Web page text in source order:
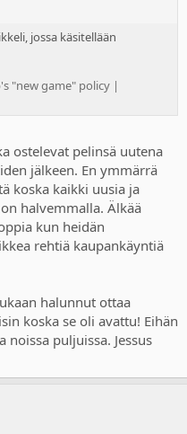
jossa käsitellään
"new game" policy |
ostelevat pelinsä uutena
jälkeen. En ymmärrä
koska kaikki uusia ja
halvemmalla. Älkää
kun heidän
rehtiä kaupankäyntiä
halunnut ottaa
koska se oli avattu! Eihän
noissa puljuissa. Jessus